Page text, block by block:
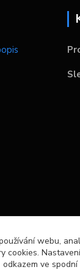
webu,
cookies.
odkazem ve